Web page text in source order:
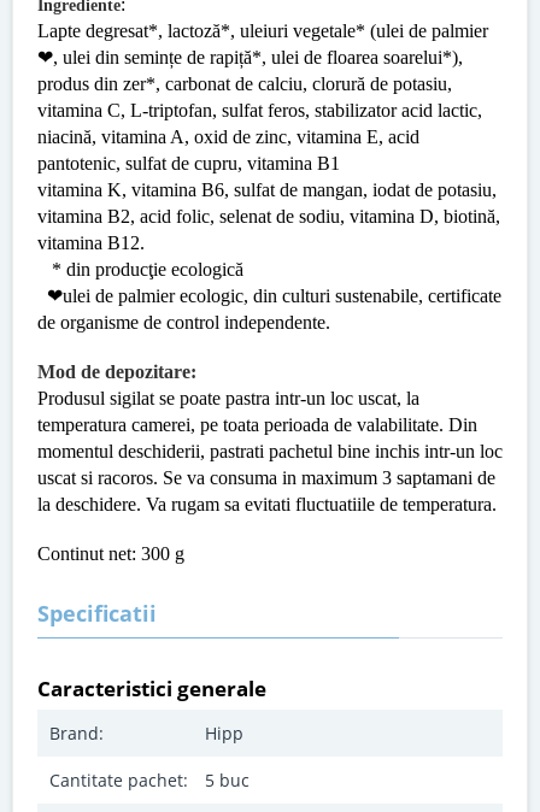
Ingrediente:
Lapte degresat*, lactoză*, uleiuri vegetale* (ulei de palmier
❤, ulei din semințe de rapiță*, ulei de floarea soarelui*),
produs din zer*, carbonat de calciu, clorură de potasiu,
vitamina C, L-triptofan, sulfat feros, stabilizator acid lactic,
niacină, vitamina A, oxid de zinc, vitamina E, acid
pantotenic, sulfat de cupru, vitamina B1
vitamina K, vitamina B6, sulfat de mangan, iodat de potasiu,
vitamina B2, acid folic, selenat de sodiu, vitamina D, biotină,
vitamina B12.
* din producţie ecologică
❤ulei de palmier ecologic, din culturi sustenabile, certificate
de organisme de control independente.
Mod de depozitare:
Produsul sigilat se poate pastra intr-un loc uscat, la
temperatura camerei, pe toata perioada de valabilitate. Din
momentul deschiderii, pastrati pachetul bine inchis intr-un loc
uscat si racoros. Se va consuma in maximum 3 saptamani de
la deschidere. Va rugam sa evitati fluctuatiile de temperatura.
Continut net: 300 g
Specificatii
Caracteristici generale
Brand: Hipp
Cantitate pachet: 5 buc